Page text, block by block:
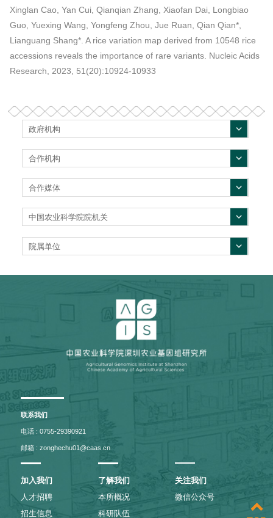
Xinglan Cao, Yan Cui, Qianqian Zhang, Xiaofan Dai, Longbiao
Guo, Yuexing Wang, Yongfeng Zhou, Jue Ruan, Qian Qian*,
Lianguang Shang*. A rice variation map derived from 10548 rice
accessions reveals the importance of rare variants. Nucleic Acids
Research, 2023, 51(20):10924-10933
政府机构
合作机构
合作媒体
中国农业科学院院机关
院属单位
联系我们
电话 : 0755-29390921
邮箱 : zonghechu01@caas.cn
加入我们
人才招聘
招生信息
了解我们
本所概况
科研队伍
关注我们
微信公众号